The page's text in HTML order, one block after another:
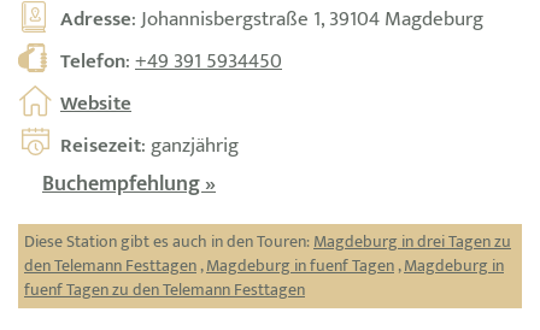
Adresse: Johannisbergstraße 1, 39104 Magdeburg
Telefon:+49 391 5934450
Website
Reisezeit: ganzjährig
Buchempfehlung »
Diese Station gibt es auch in den Touren:Magdeburg in drei Tagen zu
den Telemann Festtagen,Magdeburg in fuenf Tagen,Magdeburg in
fuenf Tagen zu den Telemann Festtagen